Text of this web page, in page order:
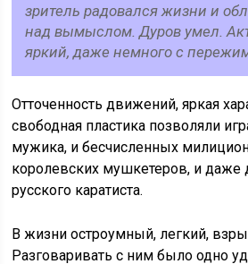
зритель радовался жизни и
над вымыслом. Дуров умел.
яркий, даже немного с
Отточенность движений, яркая
свободная пластика позволяли
мужика, и бесчисленных
королевских мушкетеров, и
русского каратиста.
В жизни остроумный, легкий,
Разговаривать с ним было одно